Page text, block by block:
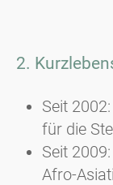
2.
Seit
für die
Seit
Afro-